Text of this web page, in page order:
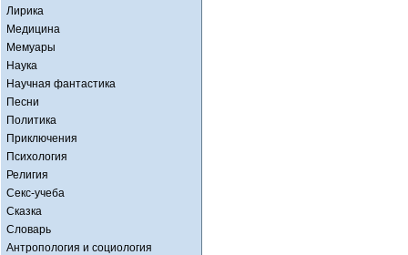
Лирика
Медицина
Мемуары
Наука
Научная фантастика
Песни
Политика
Приключения
Психология
Религия
Секс-учеба
Сказка
Словарь
Антропология и социология